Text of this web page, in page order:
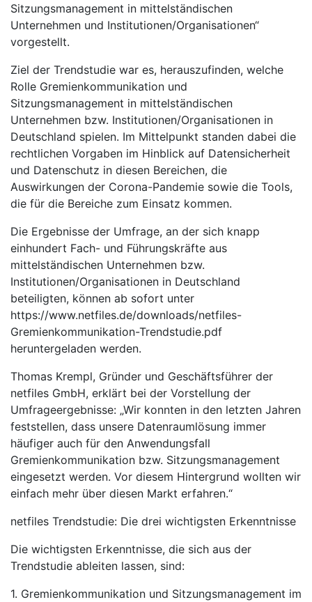
Sitzungsmanagement in mittelständischen
Unternehmen und Institutionen/Organisationen“
vorgestellt.
Ziel der Trendstudie war es, herauszufinden, welche
Rolle Gremienkommunikation und
Sitzungsmanagement in mittelständischen
Unternehmen bzw. Institutionen/Organisationen in
Deutschland spielen. Im Mittelpunkt standen dabei die
rechtlichen Vorgaben im Hinblick auf Datensicherheit
und Datenschutz in diesen Bereichen, die
Auswirkungen der Corona-Pandemie sowie die Tools,
die für die Bereiche zum Einsatz kommen.
Die Ergebnisse der Umfrage, an der sich knapp
einhundert Fach- und Führungskräfte aus
mittelständischen Unternehmen bzw.
Institutionen/Organisationen in Deutschland
beteiligten, können ab sofort unter
https://www.netfiles.de/downloads/netfiles-
Gremienkommunikation-Trendstudie.pdf
heruntergeladen werden.
Thomas Krempl, Gründer und Geschäftsführer der
netfiles GmbH, erklärt bei der Vorstellung der
Umfrageergebnisse: „Wir konnten in den letzten Jahren
feststellen, dass unsere Datenraumlösung immer
häufiger auch für den Anwendungsfall
Gremienkommunikation bzw. Sitzungsmanagement
eingesetzt werden. Vor diesem Hintergrund wollten wir
einfach mehr über diesen Markt erfahren.“
netfiles Trendstudie: Die drei wichtigsten Erkenntnisse
Die wichtigsten Erkenntnisse, die sich aus der
Trendstudie ableiten lassen, sind:
1. Gremienkommunikation und Sitzungsmanagement im